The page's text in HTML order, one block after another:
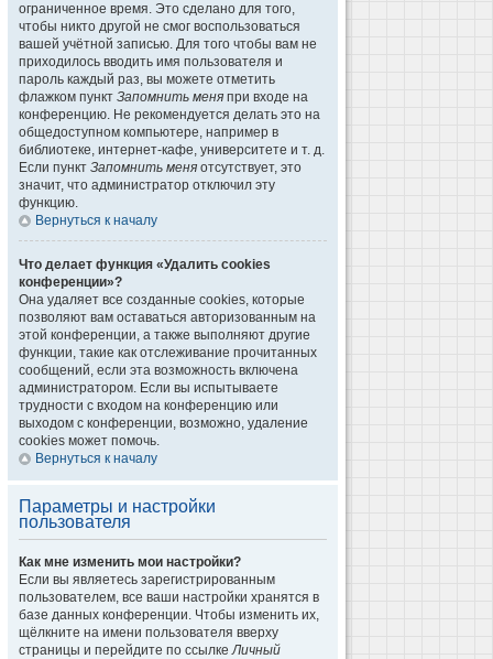
ограниченное время. Это сделано для того,
чтобы никто другой не смог воспользоваться
вашей учётной записью. Для того чтобы вам не
приходилось вводить имя пользователя и
пароль каждый раз, вы можете отметить
флажком пункт Запомнить меня при входе на
конференцию. Не рекомендуется делать это на
общедоступном компьютере, например в
библиотеке, интернет-кафе, университете и т. д.
Если пункт Запомнить меня отсутствует, это
значит, что администратор отключил эту
функцию.
Вернуться к началу
Что делает функция «Удалить cookies
конференции»?
Она удаляет все созданные cookies, которые
позволяют вам оставаться авторизованным на
этой конференции, а также выполняют другие
функции, такие как отслеживание прочитанных
сообщений, если эта возможность включена
администратором. Если вы испытываете
трудности с входом на конференцию или
выходом с конференции, возможно, удаление
cookies может помочь.
Вернуться к началу
Параметры и настройки
пользователя
Как мне изменить мои настройки?
Если вы являетесь зарегистрированным
пользователем, все ваши настройки хранятся в
базе данных конференции. Чтобы изменить их,
щёлкните на имени пользователя вверху
страницы и перейдите по ссылкеЛичный